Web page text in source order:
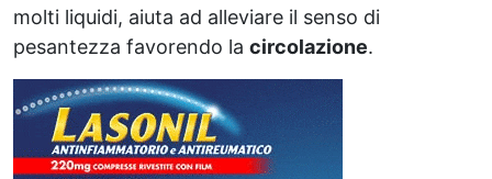
molti liquidi, aiuta ad alleviare il senso di
pesantezza favorendo la circolazione.